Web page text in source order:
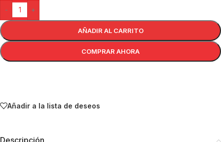
- +
AÑADIR AL CARRITO
COMPRAR AHORA
Añadir a la lista de deseos